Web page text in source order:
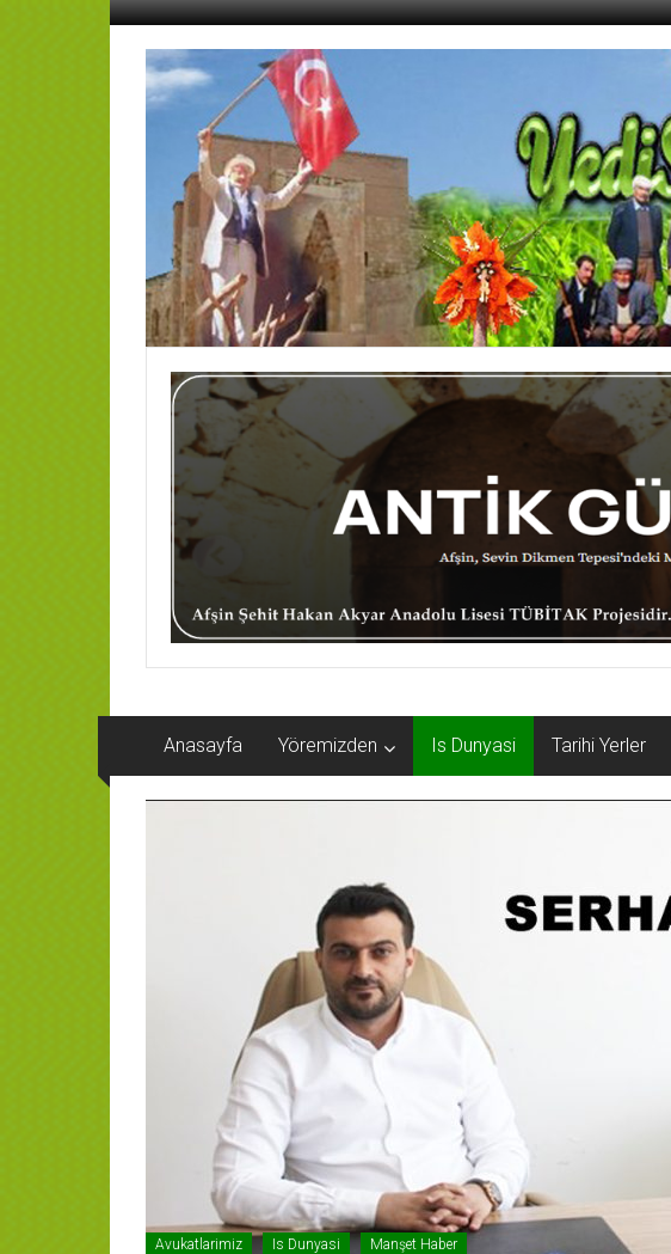
İçeriğe
AFŞİN
YEDİSEVİN
HABER
Kahramanmaraş,Afşin,Sevin
Köyleri
Tanıtım
ve
Haber
Portalı
Anasayfa Yöremizden Is Dunyasi Tarihi Yerler
Avukatlarimiz Is Dunyasi Manşet Haber